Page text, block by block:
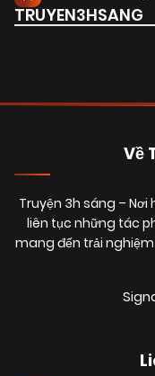
TRUYEN3HSANG
Về
Truyện 3h sáng – Nơi
liên tục những tác
mang đến trải